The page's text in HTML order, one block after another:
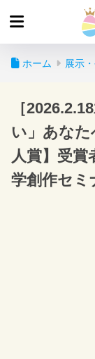
ホーム 展示
［
い」あなた
人賞】受賞
学創作セミ